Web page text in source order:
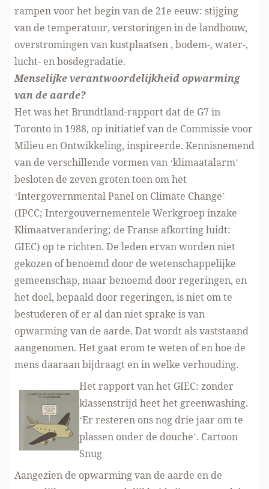
rampen voor het begin van de 21e eeuw: stijging
van de temperatuur, verstoringen in de landbouw,
overstromingen van kustplaatsen , bodem-, water-,
lucht- en bosdegradatie.
Menselijke verantwoordelijkheid opwarming
van de aarde?
Het was het Brundtland-rapport dat de G7 in
Toronto in 1988, op initiatief van de Commissie voor
Milieu en Ontwikkeling, inspireerde. Kennisnemend
van de verschillende vormen van ‘klimaatalarm’
besloten de zeven groten toen om het
‘Intergovernmental Panel on Climate Change’
(IPCC; Intergouvernementele Werkgroep inzake
Klimaatverandering; de Franse afkorting luidt:
GIEC) op te richten. De leden ervan worden niet
gekozen of benoemd door de wetenschappelijke
gemeenschap, maar benoemd door regeringen, en
het doel, bepaald door regeringen, is niet om te
bestuderen of er al dan niet sprake is van
opwarming van de aarde. Dat wordt als vaststaand
aangenomen. Het gaat erom te weten of en hoe de
mens daaraan bijdraagt ​​en in welke verhouding.
Het rapport van het GIEC: zonder
klassenstrijd heet het greenwashing.
‘Er resteren ons nog drie jaar om te
plassen onder de douche’. Cartoon
Snug
Aangezien de opwarming van de aarde en de